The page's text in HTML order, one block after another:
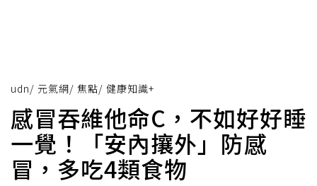
udn/ 元氣網/ 焦點/ 健康知識+
感冒吞維他命C，不如好好睡
一覺！「安內攘外」防感
冒，多吃4類食物